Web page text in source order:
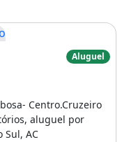
Aluguel
Centro.Cruzeiro
aluguel por
Sul, AC